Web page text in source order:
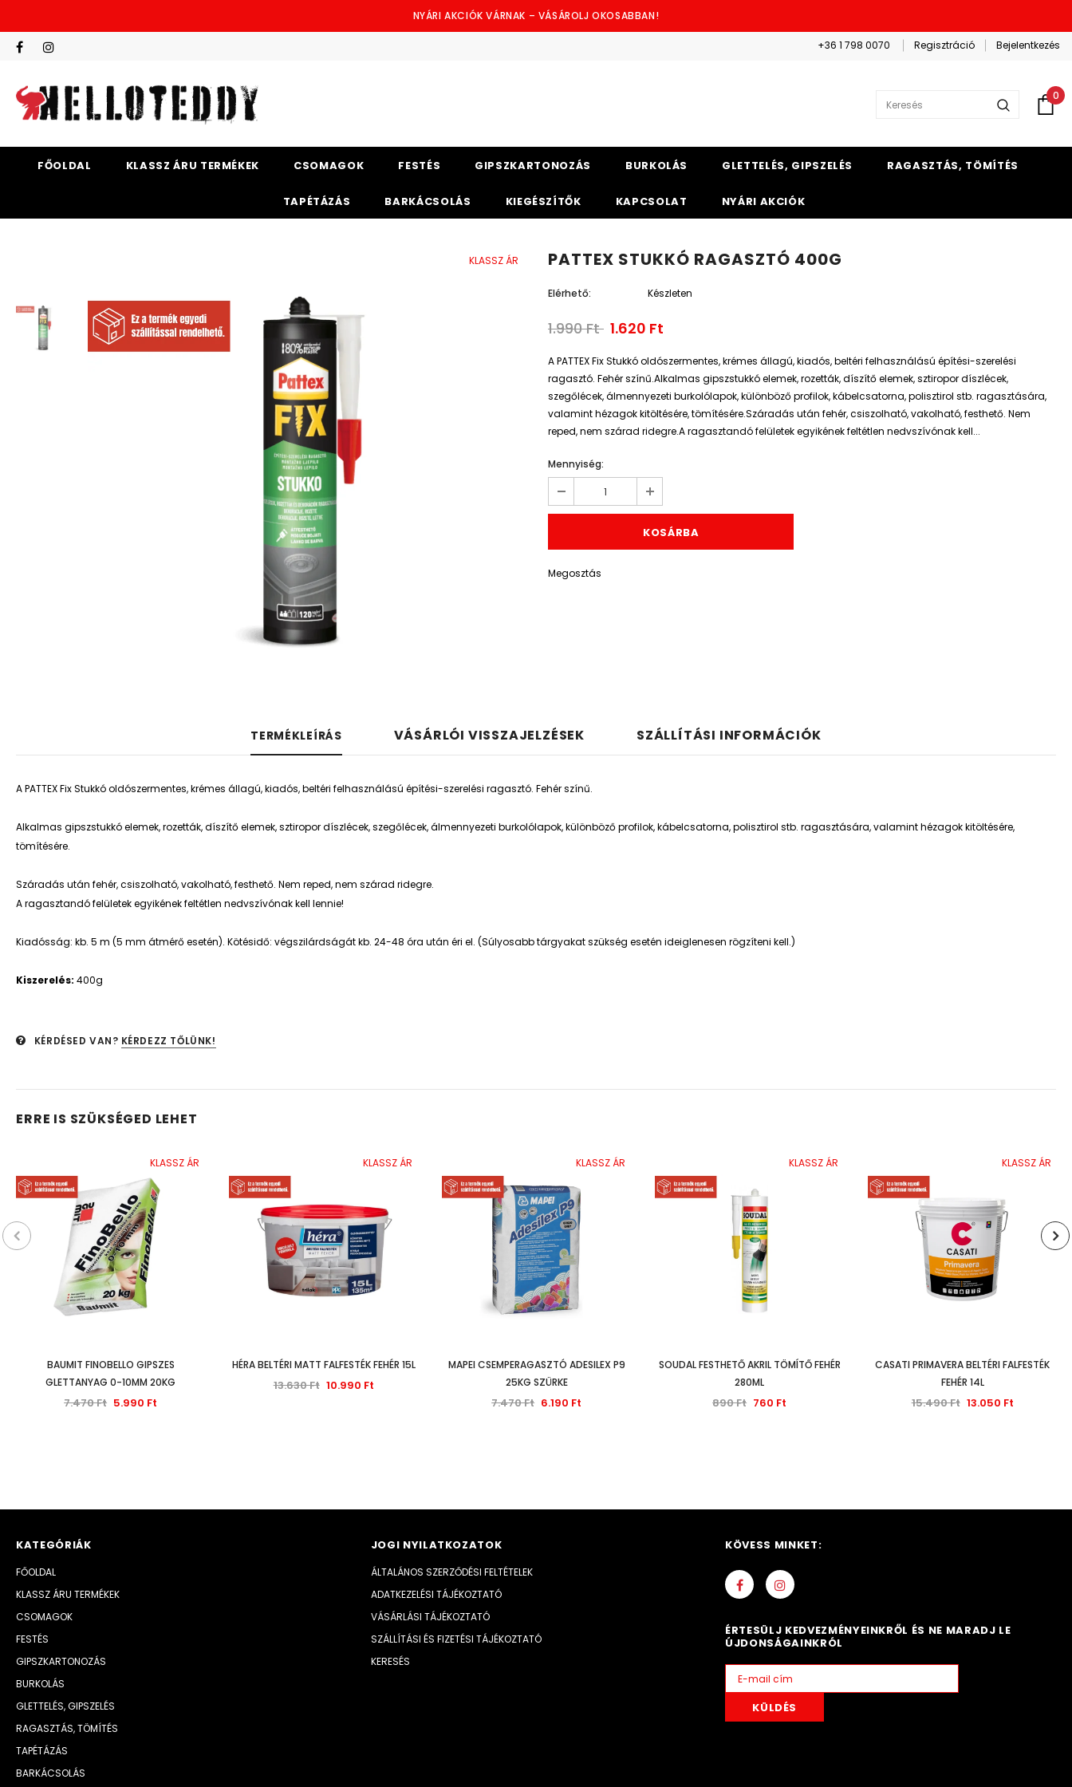
NYÁRI AKCIÓK VÁRNAK – VÁSÁROLJ OKOSABBAN!
+36 1 798 0070 Regisztráció Bejelentkezés
0
FŐOLDAL KLASSZ ÁRU TERMÉKEK CSOMAGOK FESTÉS GIPSZKARTONOZÁS BURKOLÁS GLETTELÉS, GIPSZELÉS RAGASZTÁS, TÖMÍTÉS
TAPÉTÁZÁS BARKÁCSOLÁS KIEGÉSZÍTŐK KAPCSOLAT NYÁRI AKCIÓK
KLASSZ ÁR PATTEX STUKKÓ RAGASZTÓ 400G
Elérhető: Készleten
1.990 Ft 1.620 Ft
A PATTEX Fix Stukkó oldószermentes, krémes állagú, kiadós, beltéri felhasználású építési-szerelési
ragasztó. Fehér színű.Alkalmas gipszstukkó elemek, rozetták, díszítő elemek, sztiropor díszlécek,
szegőlécek, álmennyezeti burkolólapok, különböző profilok, kábelcsatorna, polisztirol stb. ragasztására,
valamint hézagok kitöltésére, tömítésére.Száradás után fehér, csiszolható, vakolható, festhető. Nem
reped, nem szárad ridegre.A ragasztandó felületek egyikének feltétlen nedvszívónak kell...
Mennyiség:
Megosztás
TERMÉKLEÍRÁS VÁSÁRLÓI VISSZAJELZÉSEK SZÁLLÍTÁSI INFORMÁCIÓK
A PATTEX Fix Stukkó oldószermentes, krémes állagú, kiadós, beltéri felhasználású építési-szerelési ragasztó. Fehér színű.
Alkalmas gipszstukkó elemek, rozetták, díszítő elemek, sztiropor díszlécek, szegőlécek, álmennyezeti burkolólapok, különböző profilok, kábelcsatorna, polisztirol stb. ragasztására, valamint hézagok kitöltésére,
tömítésére.
Száradás után fehér, csiszolható, vakolható, festhető. Nem reped, nem szárad ridegre.
A ragasztandó felületek egyikének feltétlen nedvszívónak kell lennie!
Kiadósság: kb. 5 m (5 mm átmérő esetén). Kötésidő: végszilárdságát kb. 24-48 óra után éri el. (Súlyosabb tárgyakat szükség esetén ideiglenesen rögzíteni kell.)
Kiszerelés:400g
KÉRDÉSED VAN? KÉRDEZZ TŐLÜNK!
ERRE IS SZÜKSÉGED LEHET
KLASSZ ÁR
BAUMIT FINOBELLO GIPSZES
GLETTANYAG 0-10MM 20KG
7.470 Ft 5.990 Ft
KLASSZ ÁR
HÉRA BELTÉRI MATT FALFESTÉK FEHÉR 15L
13.630 Ft 10.990 Ft
KLASSZ ÁR
MAPEI CSEMPERAGASZTÓ ADESILEX P9
25KG SZÜRKE
7.470 Ft 6.190 Ft
KLASSZ ÁR
SOUDAL FESTHETŐ AKRIL TÖMÍTŐ FEHÉR
280ML
890 Ft 760 Ft
KLASSZ ÁR
CASATI PRIMAVERA BELTÉRI FALFESTÉK
FEHÉR 14L
15.490 Ft 13.050 Ft
KATEGÓRIÁK
FŐOLDAL
KLASSZ ÁRU TERMÉKEK
CSOMAGOK
FESTÉS
GIPSZKARTONOZÁS
BURKOLÁS
GLETTELÉS, GIPSZELÉS
RAGASZTÁS, TÖMÍTÉS
TAPÉTÁZÁS
BARKÁCSOLÁS
JOGI NYILATKOZATOK
ÁLTALÁNOS SZERZŐDÉSI FELTÉTELEK
ADATKEZELÉSI TÁJÉKOZTATÓ
VÁSÁRLÁSI TÁJÉKOZTATÓ
SZÁLLÍTÁSI ÉS FIZETÉSI TÁJÉKOZTATÓ
KERESÉS
KÖVESS MINKET:
ÉRTESÜLJ KEDVEZMÉNYEINKRŐL ÉS NE MARADJ LE
ÚJDONSÁGAINKRÓL